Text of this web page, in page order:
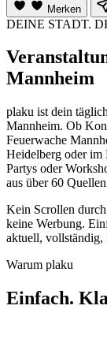
Merken
DEINE STADT.
Mannheim
plaku ist dein
Mannheim. Ob
Feuerwache
Heidelberg oder im
Partys oder
aus über 60
Kein Scrollen
keine Werbung.
aktuell, vollständig,
Warum plaku
Einfach.